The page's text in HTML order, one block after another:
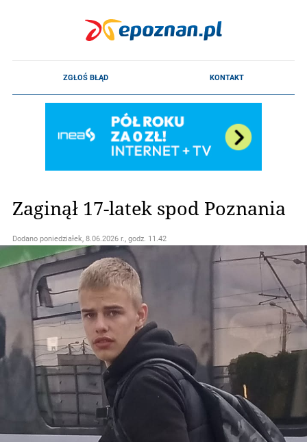
Zaginął 17-latek spod Poznania
Dodano poniedziałek, 8.06.2026 r., godz. 11.42